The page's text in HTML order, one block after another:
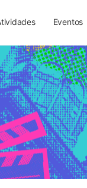
Eventos